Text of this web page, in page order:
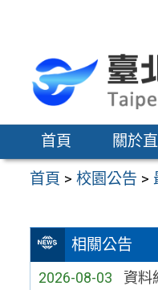
區
首頁 關於
首頁 >校園公告 >
相關公告
2026-08-03 資料